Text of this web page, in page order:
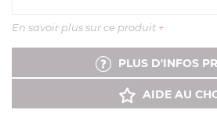
En savoir plus sur ce produit +
PLUS D'INFOS
AIDE AU